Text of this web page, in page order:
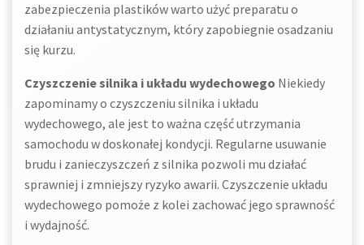
zabezpieczenia plastików warto użyć preparatu o
działaniu antystatycznym, który zapobiegnie osadzaniu
się kurzu.
Czyszczenie silnika i układu wydechowego Niekiedy
zapominamy o czyszczeniu silnika i układu
wydechowego, ale jest to ważna część utrzymania
samochodu w doskonałej kondycji. Regularne usuwanie
brudu i zanieczyszczeń z silnika pozwoli mu działać
sprawniej i zmniejszy ryzyko awarii. Czyszczenie układu
wydechowego pomoże z kolei zachować jego sprawność
i wydajność.